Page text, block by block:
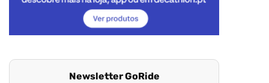
Newsletter GoRide